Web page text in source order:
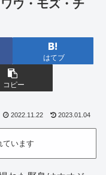
ウ・モズ・チ
はてブ
コピー
2022.11.22 2023.01.04
ています